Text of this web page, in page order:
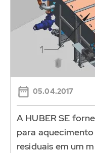
05.04.2017
A HUBER SE
para
residuais em um